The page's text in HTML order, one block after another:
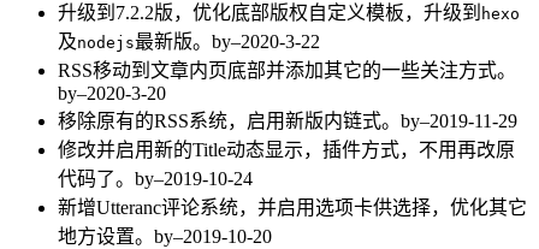
升级到7.2.2版，优化底部版权自定义模板，升级到 hexo
及nodejs最新版。by–2020-3-22
RSS移动到文章内页底部并添加其它的一些关注方式。
by–2020-3-20
移除原有的RSS系统，启用新版内链式。by–2019-11-29
修改并启用新的Title动态显示，插件方式，不用再改原
代码了。by–2019-10-24
新增Utteranc评论系统，并启用选项卡供选择，优化其它
地方设置。by–2019-10-20